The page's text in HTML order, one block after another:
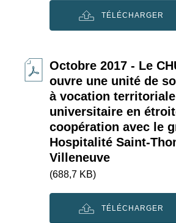
TÉLÉCHARGER
Octobre 2017 - Le
ouvre une unité de
à vocation
universitaire en
coopération avec le
Hospitalité Saint-
Villeneuve
(688,7 KB)
TÉLÉCHARGER